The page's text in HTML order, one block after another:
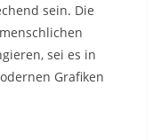
sein. Die
sei es in
Grafiken